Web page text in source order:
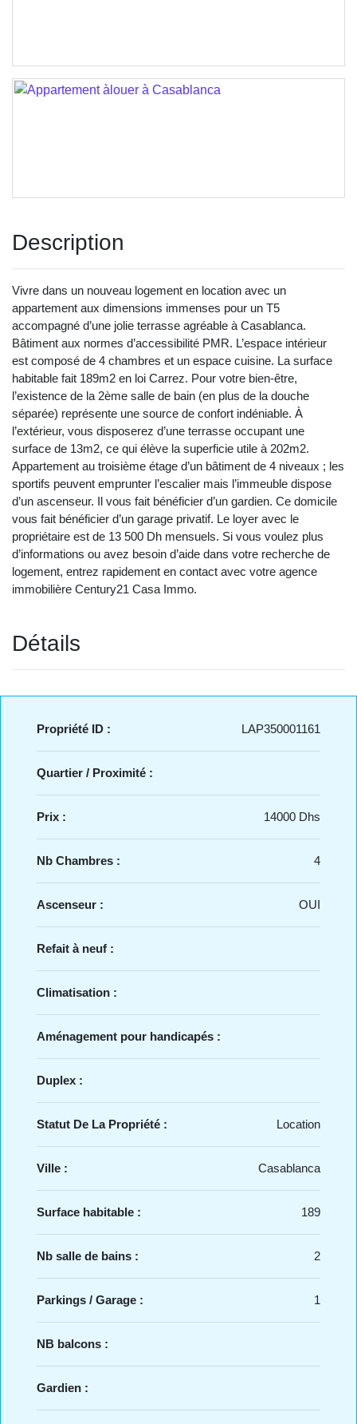
Description
Vivre dans un nouveau logement en location avec un
appartement aux dimensions immenses pour un T5
accompagné d’une jolie terrasse agréable à Casablanca.
Bâtiment aux normes d’accessibilité PMR. L’espace intérieur
est composé de 4 chambres et un espace cuisine. La surface
habitable fait 189m2 en loi Carrez. Pour votre bien-être,
l’existence de la 2ème salle de bain (en plus de la douche
séparée) représente une source de confort indéniable. À
l’extérieur, vous disposerez d’une terrasse occupant une
surface de 13m2, ce qui élève la superficie utile à 202m2.
Appartement au troisième étage d’un bâtiment de 4 niveaux ; les
sportifs peuvent emprunter l’escalier mais l’immeuble dispose
d’un ascenseur. Il vous fait bénéficier d’un gardien. Ce domicile
vous fait bénéficier d’un garage privatif. Le loyer avec le
propriétaire est de 13 500 Dh mensuels. Si vous voulez plus
d’informations ou avez besoin d’aide dans votre recherche de
logement, entrez rapidement en contact avec votre agence
immobilière Century21 Casa Immo.
Détails
Propriété ID : LAP350001161
Quartier / Proximité :
Prix : 14000 Dhs
Nb Chambres : 4
Ascenseur : OUI
Refait à neuf :
Climatisation :
Aménagement pour handicapés :
Duplex :
Statut De La Propriété : Location
Ville : Casablanca
Surface habitable : 189
Nb salle de bains : 2
Parkings / Garage : 1
NB balcons :
Gardien :